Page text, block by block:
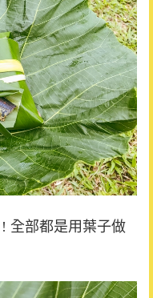
全部都是用葉子做